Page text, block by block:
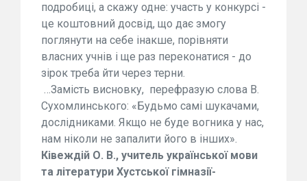
подробиці, а скажу одне: участь у конкурсі -
це коштовний досвід, що дає змогу
поглянути на себе інакше, порівняти
власних учнів і ще раз переконатися - до
зірок треба йти через терни.
…Замість висновку, перефразую слова В.
Сухомлинського: «Будьмо самі шукачами,
дослідниками. Якщо не буде вогника у нас,
нам ніколи не запалити його в інших».
Ківеждій О. В., учитель української мови
та літератури Хустської гімназії-